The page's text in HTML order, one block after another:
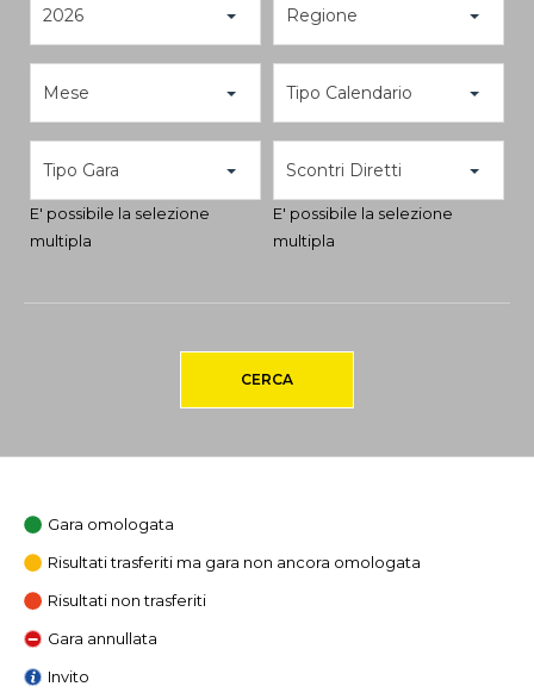
2026 Regione
Mese Tipo Calendario
Tipo Gara
E' possibile la selezione
multipla
Scontri Diretti
E' possibile la selezione
multipla
CERCA
Gara omologata
Risultati trasferiti ma gara non ancora omologata
Risultati non trasferiti
Gara annullata
Invito